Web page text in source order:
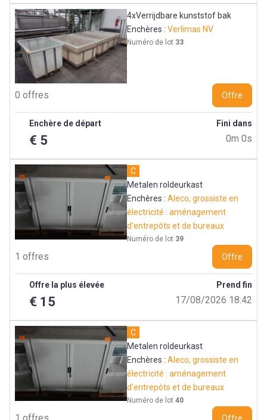
4xVerrijdbare kunststof bak
Enchères :Verlimas NV
Numéro de lot 33
0 offres Offre
Fini dans
0m 0s
Enchère de départ
€ 5
C
Metalen roldeurkast
Enchères :Aleco, grossiste en
électricité : aménagement
d'entrepôts et de bureaux
Numéro de lot 39
1 offres Offre
Prend fin
17/08/2026 18:42
Offre la plus élevée
€ 15
C
Metalen roldeurkast
Enchères :Aleco, grossiste en
électricité : aménagement
d'entrepôts et de bureaux
Numéro de lot40